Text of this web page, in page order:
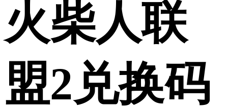
火柴人联
盟2兑换码